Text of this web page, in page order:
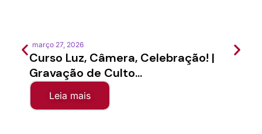
março 27, 2026
Curso Luz, Câmera, Celebração! |
Gravação de Culto...
Leia mais